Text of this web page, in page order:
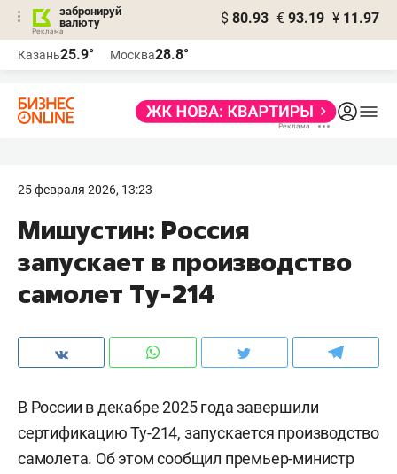
забронируй
валюту
$ 80.93 € 93.19 ¥ 11.97
Казань25.9° Москва28.8°
25 февраля 2026, 13:23
Мишустин: Россия
запускает в производство
самолет Ту-214
В России в декабре 2025 года завершили
сертификацию Ту-214, запускается производство
самолета. Об этом сообщил премьер-министр